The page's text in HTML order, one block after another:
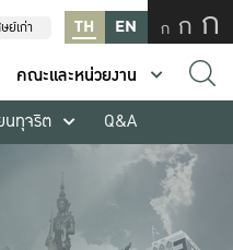
ย์เก่า TH EN ก ก ก
คณะและหน่วยงาน
นทุจริต Q&A